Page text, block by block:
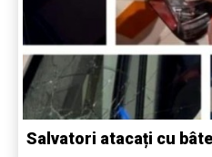
Salvatori atacați cu